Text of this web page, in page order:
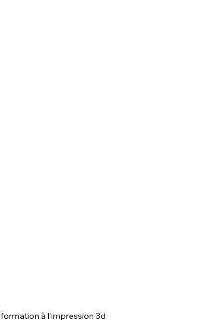
formation à l'impression 3d